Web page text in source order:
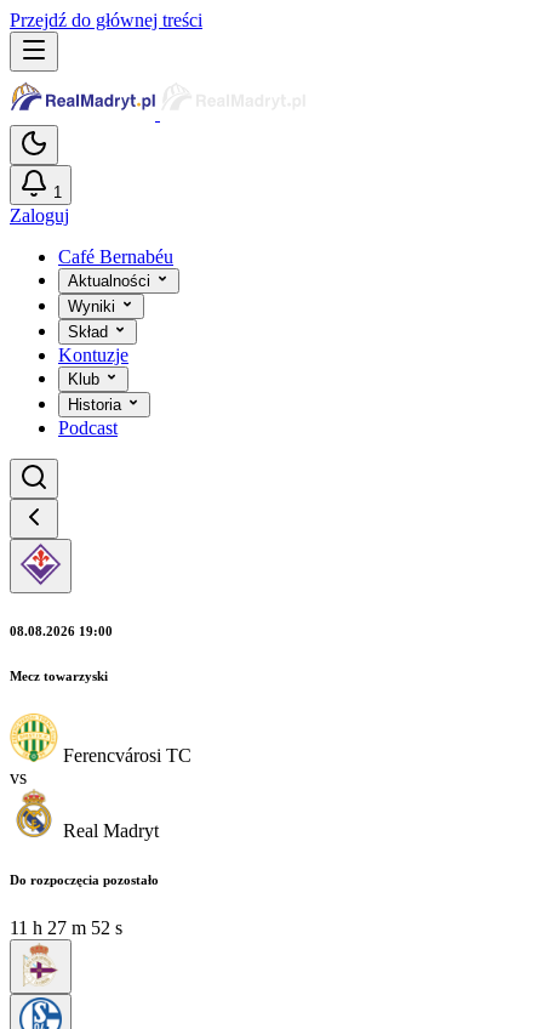
Przejdź do głównej treści
1
Zaloguj
Café Bernabéu
Aktualności
Wyniki
Skład
Kontuzje
Klub
Historia
Podcast
08.08.2026 19:00
Mecz towarzyski
Ferencvárosi TC
vs
Real Madryt
Do rozpoczęcia pozostało
11 h 27 m 50 s